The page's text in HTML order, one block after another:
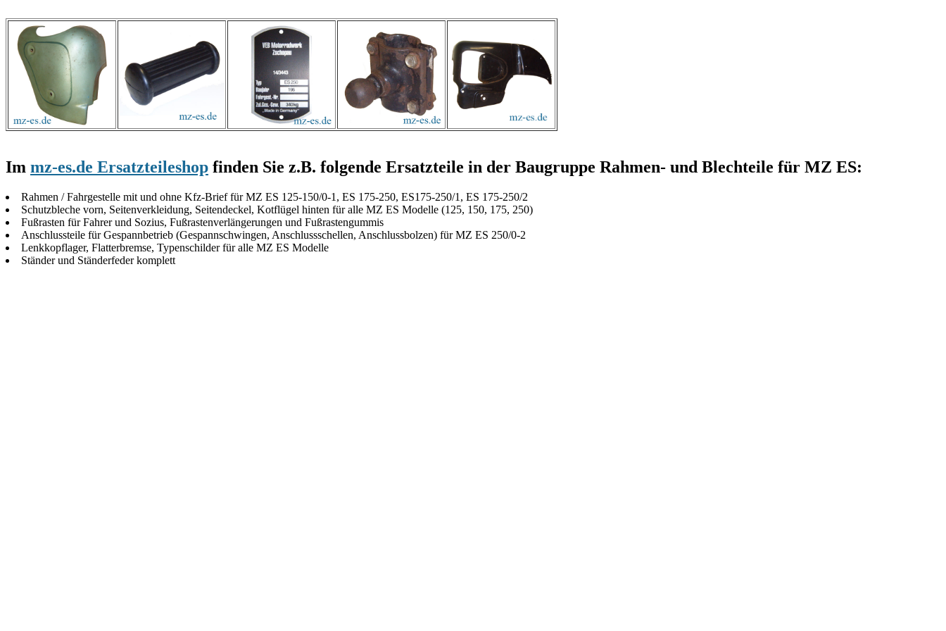
Im mz-es.de Ersatzteileshop finden Sie z.B. folgende Ersatzteile in der Baugruppe Rahmen- und Blechteile für MZ ES:
Rahmen / Fahrgestelle mit und ohne Kfz-Brief für MZ ES 125-150/0-1, ES 175-250, ES175-250/1, ES 175-250/2
Schutzbleche vorn, Seitenverkleidung, Seitendeckel, Kotflügel hinten für alle MZ ES Modelle (125, 150, 175, 250)
Fußrasten für Fahrer und Sozius, Fußrastenverlängerungen und Fußrastengummis
Anschlussteile für Gespannbetrieb (Gespannschwingen, Anschlussschellen, Anschlussbolzen) für MZ ES 250/0-2
Lenkkopflager, Flatterbremse, Typenschilder für alle MZ ES Modelle
Ständer und Ständerfeder komplett